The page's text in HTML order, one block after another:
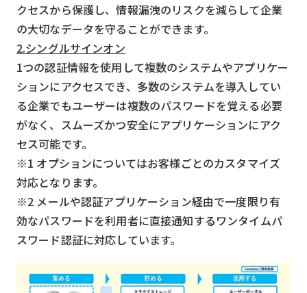
クセスから保護し、情報漏洩のリスクを減らして企業
の大切なデータを守ることができます。
2.シングルサインオン
1つの認証情報を使用して複数のシステムやアプリケー
ションにアクセスでき、多数のシステムを導入してい
る企業でもユーザーは複数のパスワードを覚える必要
がなく、スムーズかつ安全にアプリケーションにアク
セス可能です。
※1 オプションについてはお客様ごとのカスタマイズ
対応となります。
※2 メールや認証アプリケーション経由で一度限り有
効なパスワードを利用者に直接通知するワンタイムパ
スワード認証に対応しています。